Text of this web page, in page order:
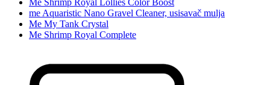
Me Shrimp Royal Lollies Color Boost
me Aquaristic Nano Gravel Cleaner, usisavač mulja
Me My Tank Crystal
Me Shrimp Royal Complete